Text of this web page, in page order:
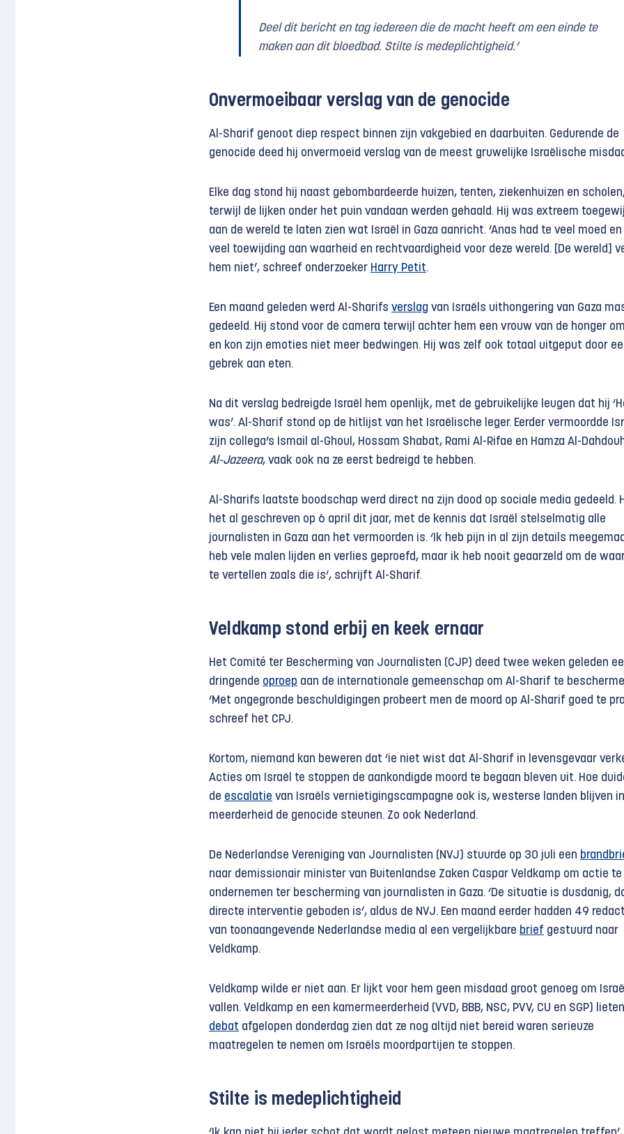
Deel dit bericht en tag iedereen die de macht heeft om een einde te
maken aan dit bloedbad. Stilte is medeplichtigheid.’
Onvermoeibaar vers lag van de genocide
Al-Sharif genoot diep respect binnen zijn vakgebied en daarbuiten. Gedurende de
genocide deed hij onvermoeid verslag van de meest gruwelijke Israëlische
Elke dag stond hij naast gebombardeerde huizen, tenten, ziekenhuizen en
terwijl de lijken onder het puin vandaan werden gehaald. Hij was extreem
aan de wereld te laten zien wat Israël in Gaza aanricht. ‘Anas had te veel moed en
veel toewijding aan waarheid en rechtvaardigheid voor deze wereld. [De wereld]
hem niet’, schreef onderzoeker Harry Petit.
Een maand geleden werd Al-Sharifs verslag van Israëls uithongering van Gaza
gedeeld. Hij stond voor de camera terwijl achter hem een vrouw van de honger
en kon zijn emoties niet meer bedwingen. Hij was zelf ook totaal uitgeput door
gebrek aan eten.
Na dit verslag bedreigde Israël hem openlijk, met de gebruikelijke leugen dat hij
was’. Al-Sharif stond op de hitlijst van het Israëlische leger. Eerder vermoordde
zijn collega’s Ismail al-Ghoul, Hossam Shabat, Rami Al-Rifae en Hamza Al-
Al-Jazeera, vaak ook na ze eerst bedreigd te hebben.
Al-Sharifs laatste boodschap werd direct na zijn dood op sociale media gedeeld.
het al geschreven op 6 april dit jaar, met de kennis dat Israël stelselmatig alle
journalisten in Gaza aan het vermoorden is. ‘Ik heb pijn in al zijn details
heb vele malen lijden en verlies geproefd, maar ik heb nooit geaarzeld om de
te vertellen zoals die is’, schrijft Al-Sharif.
Veldkamp stond erbij en keek ernaar
Het Comité ter Bescherming van Journalisten (CJP) deed twee weken geleden
dringende oproep aan de internationale gemeenschap om Al-Sharif te
‘Met ongegronde beschuldigingen probeert men de moord op Al-Sharif goed te
schreef het CPJ.
Kortom, niemand kan beweren dat ‘ie niet wist dat Al-Sharif in levensgevaar
Acties om Israël te stoppen de aankondigde moord te begaan bleven uit. Hoe
de escalatie van Israëls vernietigingscampagne ook is, westerse landen blijven in
meerderheid de genocide steunen. Zo ook Nederland.
De Nederlandse Vereniging van Journalisten (NVJ) stuurde op 30 juli een
naar demissionair minister van Buitenlandse Zaken Caspar Veldkamp om actie te
ondernemen ter bescherming van journalisten in Gaza. ‘De situatie is dusdanig,
directe interventie geboden is’, aldus de NVJ. Een maand eerder hadden 49
van toonaangevende Nederlandse media al een vergelijkbare brief gestuurd naar
Veldkamp.
Veldkamp wilde er niet aan. Er lijkt voor hem geen misdaad groot genoeg om
vallen. Veldkamp en een kamermeerderheid (VVD, BBB, NSC, PVV, CU en SGP)
debat afgelopen donderdag zien dat ze nog altijd niet bereid waren serieuze
maatregelen te nemen om Israëls moordpartijen te stoppen.
Stilte is medeplichtigheid